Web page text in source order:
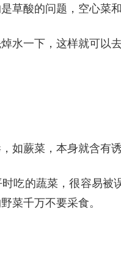
草酸的问题，空心菜
水一下，这样就可以
如蕨菜，本身就含有
吃的蔬菜，很容易
菜千万不要采食。